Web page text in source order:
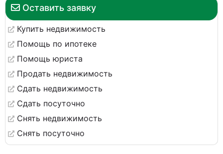
Оставить заявку
Купить недвижимость
Помощь по ипотеке
Помощь юриста
Продать недвижимость
Сдать недвижимость
Сдать посуточно
Снять недвижимость
Снять посуточно